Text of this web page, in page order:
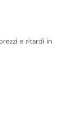
e ritardi in